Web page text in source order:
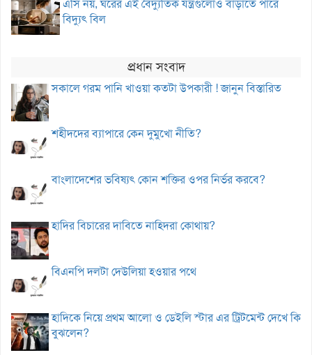
এসি নয়, ঘরের এই বৈদ্যুতিক যন্ত্রগুলোও বাড়াতে পারে
বিদ্যুৎ বিল
প্রধান সংবাদ
সকালে গরম পানি খাওয়া কতটা উপকারী ! জানুন বিস্তারিত
শহীদদের ব্যাপারে কেন দুমুখো নীতি?
বাংলাদেশের ভবিষ্যৎ কোন শক্তির ওপর নির্ভর করবে?
হাদির বিচারের দাবিতে নাহিদরা কোথায়?
বিএনপি দলটা দেউলিয়া হওয়ার পথে
হাদিকে নিয়ে প্রথম আলো ও ডেইলি স্টার এর ট্রিটমেন্ট দেখে কি
বুঝলেন?